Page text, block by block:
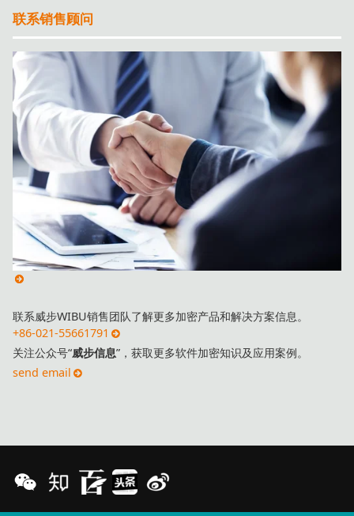
联系销售顾问
联系威步WIBU销售团队了解更多加密产品和解决方案信息。
+86-021-55661791
关注公众号“威步信息”，获取更多软件加密知识及应用案例。
send email